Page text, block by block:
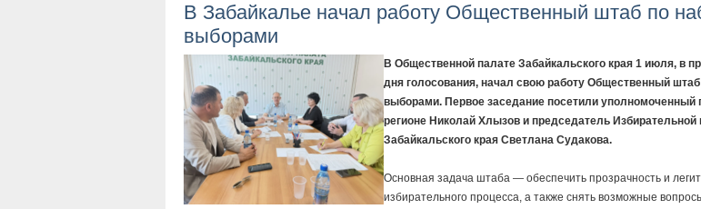
В Забайкалье начал работу Общественный штаб по
выборами
В Общественной палате Забайкальского края 1 июля, в
дня голосования, начал свою работу Общественный
выборами. Первое заседание посетили уполномоченный
регионе Николай Хлызов и председатель Избирательной
Забайкальского края Светлана Судакова.
Основная задача штаба — обеспечить прозрачность и
избирательного процесса, а также снять возможные